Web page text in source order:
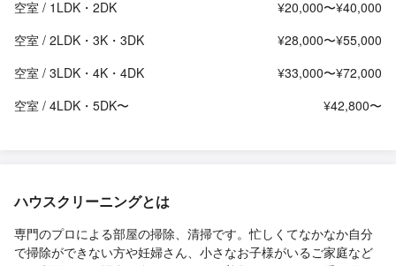
空室 / 1LDK・2DK
¥20,000〜¥40,000
空室 / 2LDK・3K・3DK
¥28,000〜¥55,000
空室 / 3LDK・4K・4DK
¥33,000〜¥72,000
空室 / 4LDK・5DK〜
¥42,800〜
ハウスクリーニングとは
専門のプロによる部屋の掃除、清掃です。忙しくてなかなか自分
で掃除ができない方や妊婦さん、小さなお子様がいるご家庭など